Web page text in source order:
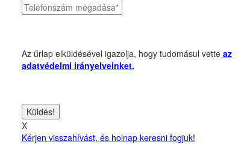
Az űrlap elküldésével igazolja, hogy tudomásul vette az
adatvédelmi irányelveinket.
X
Kérjen visszahívást, és holnap keresni fogjuk!